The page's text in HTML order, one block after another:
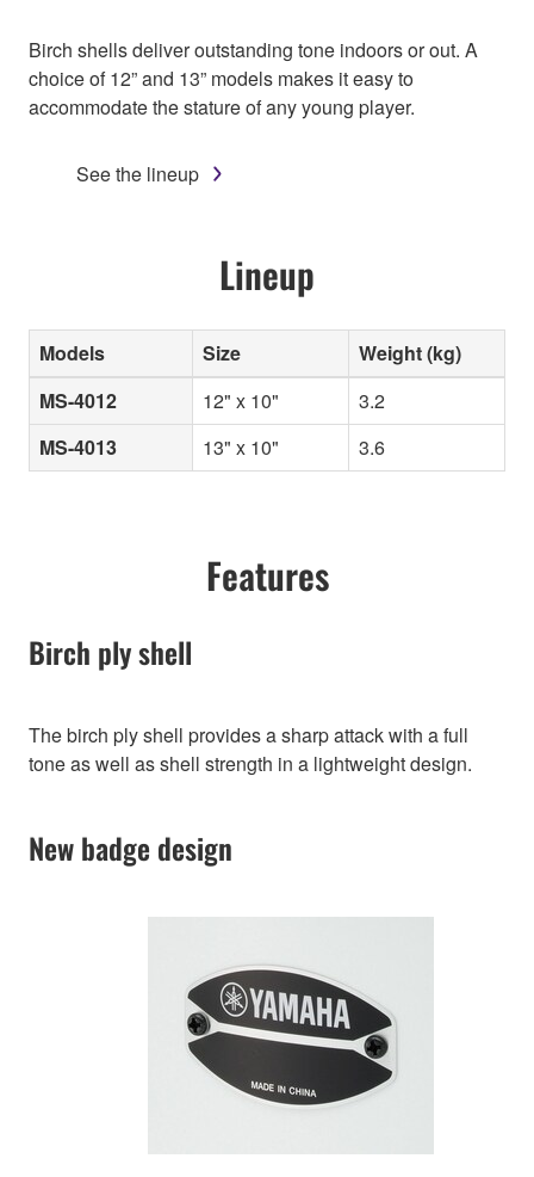
Birch shells deliver outstanding tone indoors or out. A
choice of 12” and 13” models makes it easy to
accommodate the stature of any young player.
See the lineup
Lineup
Models Size
Weight (kg)
MS-4012
12" x 10"
3.2
MS-4013
13" x 10" 3.6
Features
Birch ply shell
The birch ply shell provides a sharp attack with a full
tone as well as shell strength in a lightweight design.
New badge design